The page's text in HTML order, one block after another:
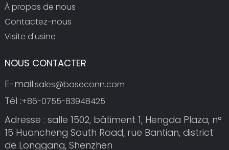
À propos de nous
Contactez-nous
Visite d'usine
NOUS CONTACTER
E-mail:sales@baseconn.com
Tél :+86-0755-83948425
Adresse : salle 1502, bâtiment 1, Hengda Plaza, n°
15 Huancheng South Road, rue Bantian, district
de Longgang, Shenzhen